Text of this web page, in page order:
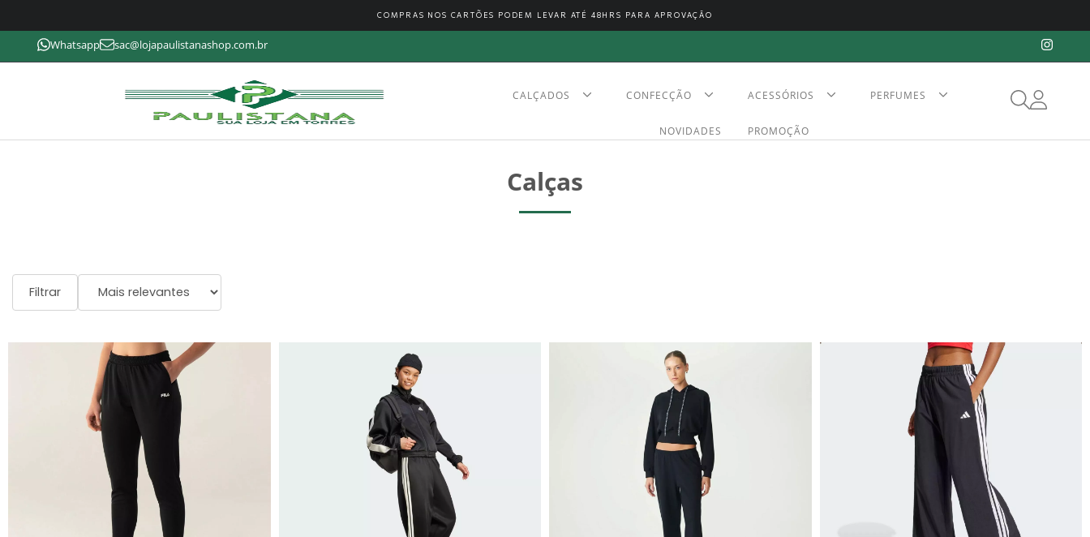
COMPRAS NOS CARTÕES PODEM LEVAR ATÉ 48HRS PARA APROVAÇÃO
Whatsapp sac@lojapaulistanashop.com.br
CALÇADOS CONFECÇÃO ACESSÓRIOS PERFUMES
NOVIDADES PROMOÇÃO
Calças
Filtrar